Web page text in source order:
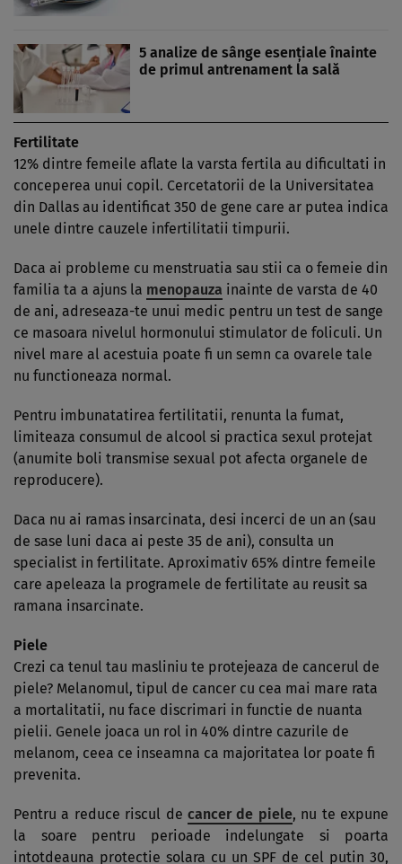
5 analize de sânge esențiale înainte
de primul antrenament la sală
Fertilitate
12% dintre femeile aflate la varsta fertila au dificultati in
conceperea unui copil. Cercetatorii de la Universitatea
din Dallas au identificat 350 de gene care ar putea indica
unele dintre cauzele infertilitatii timpurii.
Daca ai probleme cu menstruatia sau stii ca o femeie din
familia ta a ajuns la menopauza inainte de varsta de 40
de ani, adreseaza-te unui medic pentru un test de sange
ce masoara nivelul hormonului stimulator de foliculi. Un
nivel mare al acestuia poate fi un semn ca ovarele tale
nu functioneaza normal.
Pentru imbunatatirea fertilitatii, renunta la fumat,
limiteaza consumul de alcool si practica sexul protejat
(anumite boli transmise sexual pot afecta organele de
reproducere).
Daca nu ai ramas insarcinata, desi incerci de un an (sau
de sase luni daca ai peste 35 de ani), consulta un
specialist in fertilitate. Aproximativ 65% dintre femeile
care apeleaza la programele de fertilitate au reusit sa
ramana insarcinate.
Piele
Crezi ca tenul tau masliniu te protejeaza de cancerul de
piele? Melanomul, tipul de cancer cu cea mai mare rata
a mortalitatii, nu face discrimari in functie de nuanta
pielii. Genele joaca un rol in 40% dintre cazurile de
melanom, ceea ce inseamna ca majoritatea lor poate fi
prevenita.
Pentru a reduce riscul de cancer de piele, nu te expune
la soare pentru perioade indelungate si poarta
intotdeauna protectie solara cu un SPF de cel putin 30,